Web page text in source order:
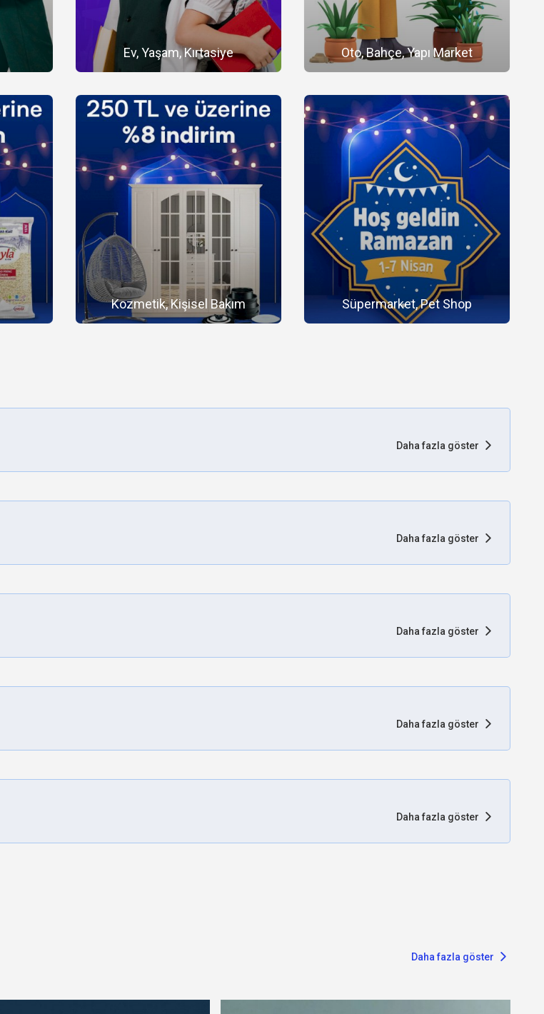
Ev, Yaşam, Kırtasiye Oto, Bahçe, Yapı Market
Kozmetik, Kişisel Bakım Süpermarket, Pet Shop
Daha fazla göster
Daha fazla göster
Daha fazla göster
Daha fazla göster
Daha fazla göster
Daha fazla göster